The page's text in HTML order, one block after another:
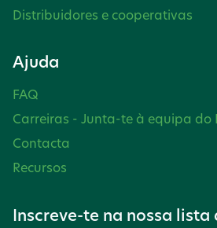
o
s
Distribuidores e cooperativas
Ajuda
FAQ
Carreiras - Junta-te à equipa do
Contacta
Recursos
Inscreve-te na nossa lista